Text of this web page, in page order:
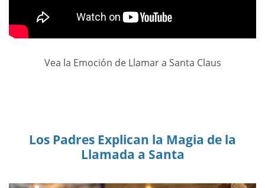
Vea la Emoción de Llamar a Santa Claus
Los Padres Explican la Magia de la
Llamada a Santa